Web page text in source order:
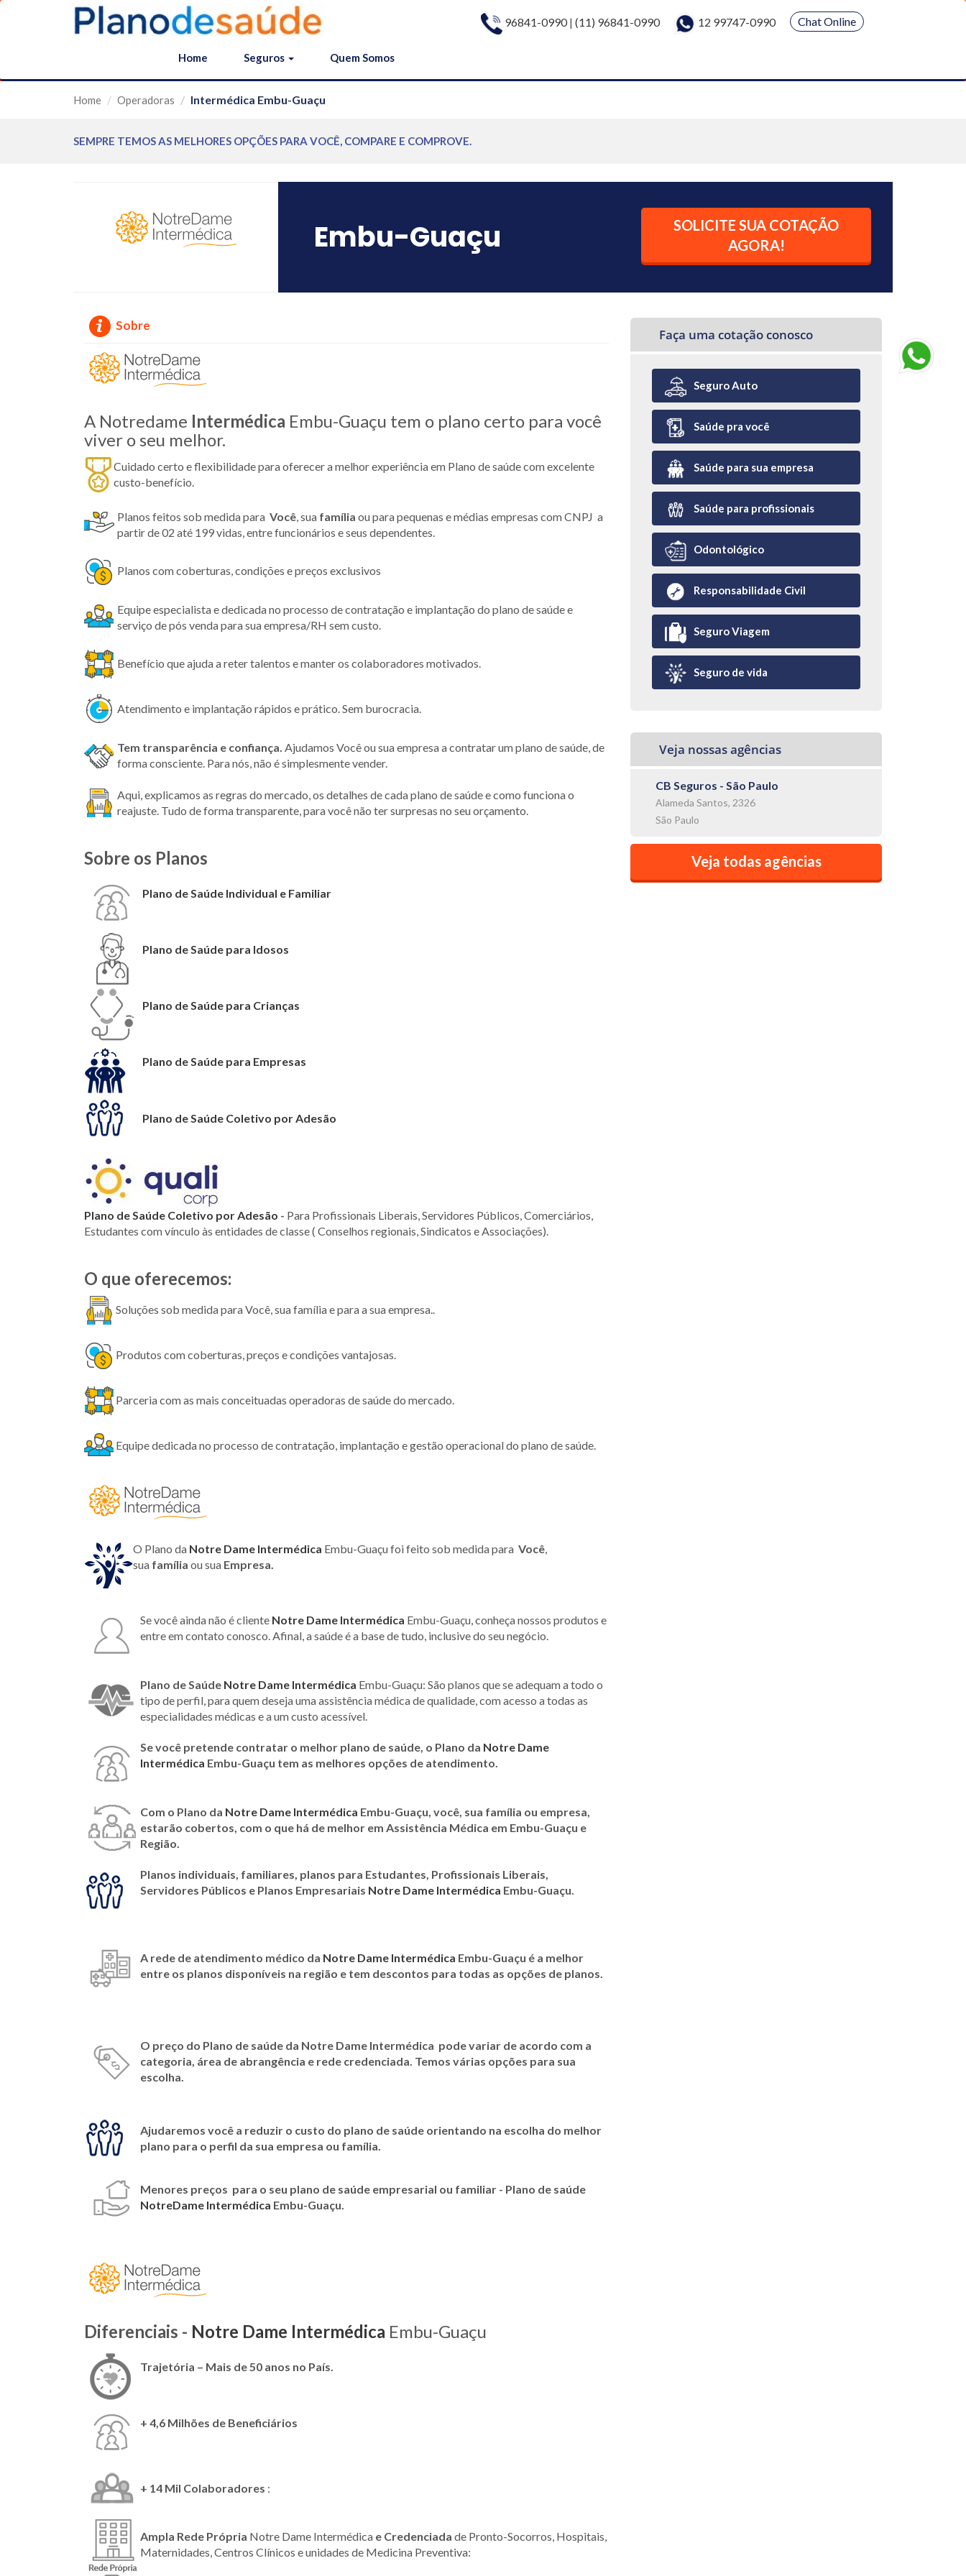
96841-0990| (11) 96841-0990 12 99747-0990 Chat Online
Home Seguros Quem Somos
Home Operadoras Intermédica Embu-Guaçu
SEMPRE TEMOS AS MELHORES OPÇÕES PARA VOCÊ, COMPARE E COMPROVE.
Embu-Guaçu
SOLICITE SUA COTAÇÃO
AGORA!
Sobre
A Notredame Intermédica Embu-Guaçu tem o plano certo para você
viver o seu melhor.
Cuidado certo e flexibilidade para oferecer a melhor experiência em Plano de saúde com excelente
custo-benefício.
Planos feitos sob medida para Você, sua família ou para pequenas e médias empresas com CNPJ a
partir de 02 até 199 vidas, entre funcionários e seus dependentes.
Planos com coberturas, condições e preços exclusivos
Equipe especialista e dedicada no processo de contratação e implantação do plano de saúde e
serviço de pós venda para sua empresa/RH sem custo.
Benefício que ajuda a reter talentos e manter os colaboradores motivados.
Atendimento e implantação rápidos e prático. Sem burocracia.
Tem transparência e confiança. Ajudamos Você ou sua empresa a contratar um plano de saúde, de
forma consciente. Para nós, não é simplesmente vender.
Aqui, explicamos as regras do mercado, os detalhes de cada plano de saúde e como funciona o
reajuste. Tudo de forma transparente, para você não ter surpresas no seu orçamento.
Sobre os Planos
Plano de Saúde Individual e Familiar
Plano de Saúde para Idosos
Plano de Saúde para Crianças
Plano de Saúde para Empresas
Plano de Saúde Coletivo por Adesão
Plano de Saúde Coletivo por Adesão - Para Profissionais Liberais, Servidores Públicos, Comerciários,
Estudantes com vínculo às entidades de classe ( Conselhos regionais, Sindicatos e Associações).
O que oferecemos:
Soluções sob medida para Você, sua família e para a sua empresa..
Produtos com coberturas, preços e condições vantajosas.
Parceria com as mais conceituadas operadoras de saúde do mercado.
Equipe dedicada no processo de contratação, implantação e gestão operacional do plano de saúde.
O Plano da Notre Dame Intermédica Embu-Guaçu foi feito sob medida para Você,
sua família ou sua Empresa.
Se você ainda não é cliente Notre Dame Intermédica Embu-Guaçu, conheça nossos produtos e
entre em contato conosco. Afinal, a saúde é a base de tudo, inclusive do seu negócio.
Plano de Saúde Notre Dame Intermédica Embu-Guaçu: São planos que se adequam a todo o
tipo de perfil, para quem deseja uma assistência médica de qualidade, com acesso a todas as
especialidades médicas e a um custo acessível.
Se você pretende contratar o melhor plano de saúde, o Plano da Notre Dame
Intermédica Embu-Guaçu tem as melhores opções de atendimento.
Com o Plano da Notre Dame Intermédica Embu-Guaçu, você, sua família ou empresa,
estarão cobertos, com o que há de melhor em Assistência Médica em Embu-Guaçu e
Região.
Planos individuais, familiares, planos para Estudantes, Profissionais Liberais,
Servidores Públicos e Planos Empresariais Notre Dame Intermédica Embu-Guaçu.
A rede de atendimento médico da Notre Dame Intermédica Embu-Guaçu é a melhor
entre os planos disponíveis na região e tem descontos para todas as opções de planos.
O preço do Plano de saúde da Notre Dame Intermédica pode variar de acordo com a
categoria, área de abrangência e rede credenciada. Temos várias opções para sua
escolha.
Ajudaremos você a reduzir o custo do plano de saúde orientando na escolha do melhor
plano para o perfil da sua empresa ou família.
Menores preços para o seu plano de saúde empresarial ou familiar - Plano de saúde
NotreDame Intermédica Embu-Guaçu.
Diferenciais - Notre Dame Intermédica Embu-Guaçu
Trajetória – Mais de 50 anos no País.
+ 4,6 Milhões de Beneficiários
+ 14 Mil Colaboradores :
Ampla Rede Própria Notre Dame Intermédica e Credenciada de Pronto-Socorros, Hospitais,
Maternidades, Centros Clínicos e unidades de Medicina Preventiva:
Faça uma cotação conosco
Seguro Auto
Saúde pra você
Saúde para sua empresa
Saúde para profissionais
Odontológico
Responsabilidade Civil
Seguro Viagem
Seguro de vida
Veja nossas agências
CB Seguros - São Paulo
Alameda Santos, 2326
São Paulo
Veja todas agências